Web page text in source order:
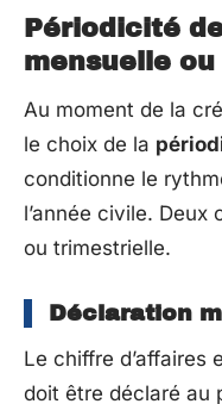
Périodicité
mensuelle
Au moment de la
le choix de la
conditionne le
l’année civile. Deux
ou trimestrielle.
Déclaration
Le chiffre d’affaires
doit être déclaré au